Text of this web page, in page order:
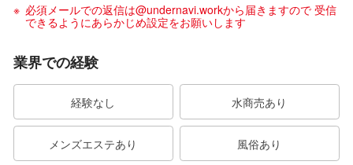
必須メールでの返信は@undernavi.workから届きますので 受信
できるようにあらかじめ設定をお願いします
業界での経験
経験なし 水商売あり
メンズエステあり
風俗あり